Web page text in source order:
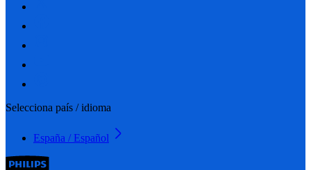
Selecciona país / idioma
España / Español